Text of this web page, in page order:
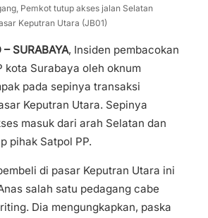
Pemkot tutup akses jalan Selatan
Keputran Utara (JB01)
SURABAYA, Insiden pembacokan
kota Surabaya oleh oknum
pada sepinya transaksi
Keputran Utara. Sepinya
masuk dari arah Selatan dan
pihak Satpol PP.
di pasar Keputran Utara ini
salah satu pedagang cabe
Dia mengungkapkan, paska